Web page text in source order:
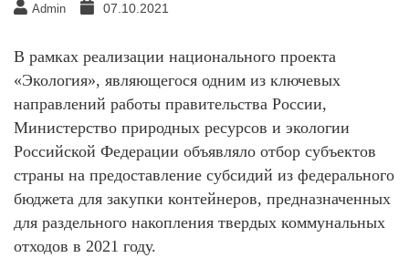
Admin 07.10.2021
В рамках реализации национального проекта
«Экология», являющегося одним из ключевых
направлений работы правительства России,
Министерство природных ресурсов и экологии
Российской Федерации объявляло отбор субъектов
страны на предоставление субсидий из федерального
бюджета для закупки контейнеров, предназначенных
для раздельного накопления твердых коммунальных
отходов в 2021 году.